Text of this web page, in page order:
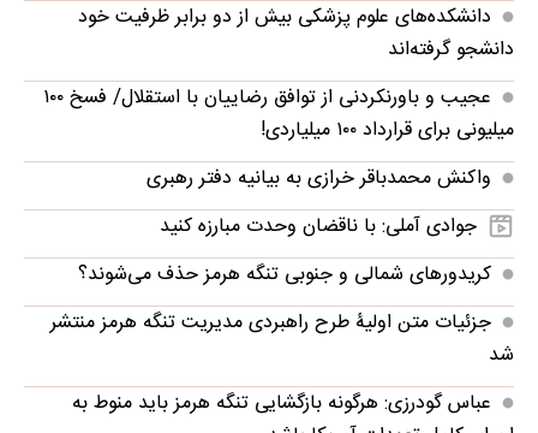
دانشکده‌های علوم پزشکی بیش از دو برابر ظرفیت خود
دانشجو گرفته‌اند
عجیب و باورنکردنی از توافق رضاییان با استقلال/ فسخ ۱۰۰
میلیونی برای قرارداد ۱۰۰ میلیاردی!
واکنش محمدباقر خرازی به بیانیه دفتر رهبری
جوادی آملی: با ناقضان وحدت مبارزه کنید
کریدورهای شمالی و جنوبی تنگه هرمز حذف می‌شوند؟
جزئیات متن اولیۀ طرح راهبردی مدیریت تنگه هرمز منتشر
شد
عباس گودرزی: هرگونه بازگشایی تنگه هرمز باید منوط به